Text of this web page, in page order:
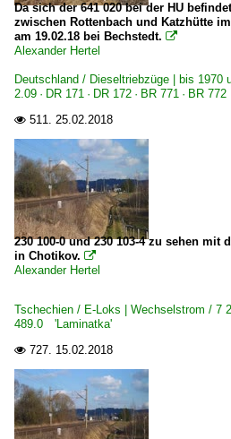
Deutschland
Bahndienstfahrzeuge |
1 203 BR 203.3 Umbau
Bahnhöfe (A - E)
Dresden Hbf ·DH·
Bahntechnische Anlagen und
Göltzschtalbrücke
Dampfloks
BR 01.10 Öl DB 012 ·DB-
BR 01.5 DR 01.15 ·DR-
BR 03 DB 003 · DR 03.2
BR 18.2 · 02 0201 ·DR-
BR 23.10 · DR 35.10
Da sich der 641 020 bei der HU
zwischen Rottenbach und Katzhütte
am 19.02.18 bei Bechstedt. 
Alexander Hertel
Deutschland / Dieseltriebzüge | bis 1970
2.09 · DR 171 · DR 172 · BR 771 · BR
 511. 25.02.2018
230 100-0 und 230 103-4 zu sehen mit
in Chotikov. 
Alexander Hertel
Tschechien / E-Loks | Wechselstrom / 7
489.0 'Laminatka'
 727. 15.02.2018